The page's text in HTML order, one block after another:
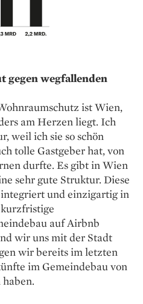
gegen wegfallenden
ist Wien,
am Herzen liegt. Ich
weil ich sie so schön
tolle Gastgeber hat, von
durfte. Es gibt in Wien
sehr gute Struktur. Diese
und einzigartig in
auf Airbnb
wir uns mit der Stadt
wir bereits im letzten
im Gemeindebau von